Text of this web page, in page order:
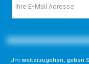
Mail-
Adresse
Um weiterzugehen, geben